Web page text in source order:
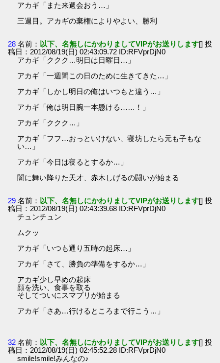
アカギ「また来週会おう…」
三週目。アカギの棄権によりやよい、勝利
28 名前： 以下、名無しにかわりましてVIPがお送りします[] 投
稿日：2012/08/19(日) 02:43:09.72 ID:RFVprDjN0
アカギ「ククク…明日は日曜日…」
アカギ「一週間この日のために生きてきた…」
アカギ「しかし明日の俺はいつもと違う…」
アカギ「俺は明日腕一本懸ける……！」
アカギ「ククク…」
アカギ「フフ…おっといけない、寝坊したら元も子もな
い…」
アカギ「今日は寝るとするか…」
闇に舞い降りた天才、赤木しげるの闘いが始まる
29 名前： 以下、名無しにかわりましてVIPがお送りします[] 投
稿日：2012/08/19(日) 02:43:39.68 ID:RFVprDjN0
チュンチュン
ムクッ
アカギ「いつも通り五時の起床…」
アカギ「さて、勝負の準備をするか…」
アカギ少し早めの起床
顔を洗い、食事を取る
そしてついにスマプリが始まる
アカギ「さあ…行けるところまで行こう…」
32 名前： 以下、名無しにかわりましてVIPがお送りします[] 投
稿日：2012/08/19(日) 02:45:52.28 ID:RFVprDjN0
smile!smile!みんなの♪